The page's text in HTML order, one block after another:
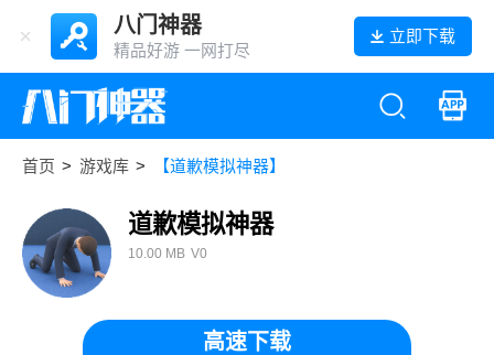
八门神器
精品好游 一网打尽
立即下载
首页 > 游戏库 > 【道歉模拟神器】
道歉模拟神器
10.00 MB V0
高速下载